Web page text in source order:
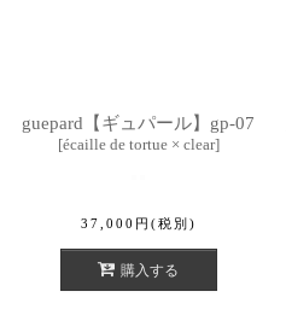
guepard【ギュパール】gp-07
[écaille de tortue × clear]
37,000 円 (税別)
購入する